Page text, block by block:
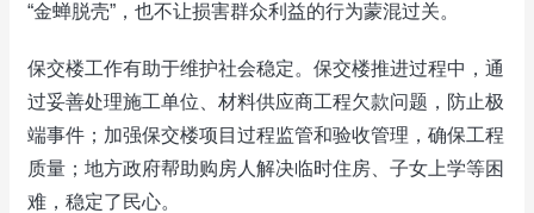
“金蝉脱壳”，也不让损害群众利益的行为蒙混过关。
保交楼工作有助于维护社会稳定。保交楼推进过程中，通
过妥善处理施工单位、材料供应商工程欠款问题，防止极
端事件；加强保交楼项目过程监管和验收管理，确保工程
质量；地方政府帮助购房人解决临时住房、子女上学等困
难，稳定了民心。